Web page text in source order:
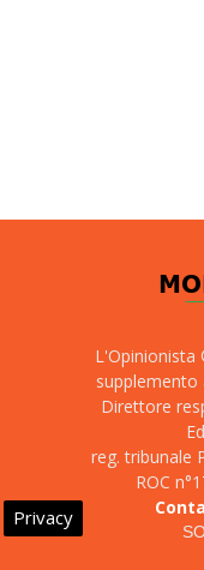
L'Opinionista
supplemento
Direttore
reg. tribunale
ROC
Privacy